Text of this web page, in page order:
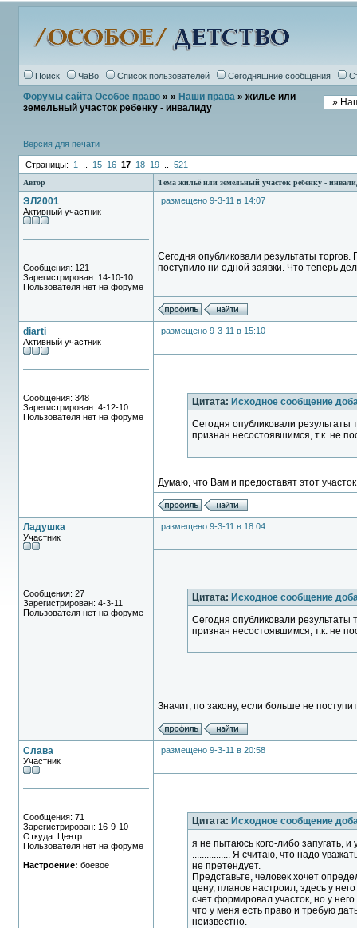
Поиск ЧаВо Список пользователей Сегодняшние сообщения
Форумы сайта Особое право» » Наши права» жильё или
земельный участок ребенку - инвалиду
Версия для печати
Страницы: 1 15 16 17 18 19.. 521
Автор Тема жильё или земельный участок ребенку -
ЭЛ2001
Активный участник
Сообщения: 121
Зарегистрирован: 14-10-10
Пользователя нет на форуме
размещено 9-3-11 в 14:07
Сегодня опубликовали результаты
поступило ни одной заявки. Что теперь
diarti
Активный участник
Сообщения: 348
Зарегистрирован: 4-12-10
Пользователя нет на форуме
размещено 9-3-11 в 15:10
Цитата: Исходное сообщение
Сегодня опубликовали результаты
признан несостоявшимся, т.к. не
Думаю, что Вам и предоставят этот участок
Ладушка
Участник
Сообщения: 27
Зарегистрирован: 4-3-11
Пользователя нет на форуме
размещено 9-3-11 в 18:04
Цитата: Исходное сообщение
Сегодня опубликовали результаты
признан несостоявшимся, т.к. не
Значит, по закону, если больше не
Слава
Участник
Сообщения: 71
Зарегистрирован: 16-9-10
Откуда: Центр
Пользователя нет на форуме
Настроение: боевое
размещено 9-3-11 в 20:58
Цитата: Исходное сообщение
я не пытаюсь кого-либо запугать, и
................ Я считаю, что надо
не претендует.
Представьте, человек хочет
цену, планов настроил, здесь у
счет формировал участок, но у
что у меня есть право и требую
неизвестно.